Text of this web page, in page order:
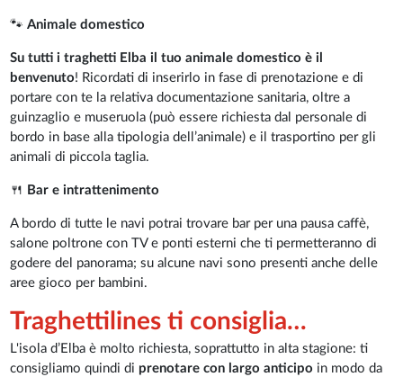
🐾Animale domestico
Su tutti i traghetti Elba il tuo animale domestico è il
benvenuto! Ricordati di inserirlo in fase di prenotazione e di
portare con te la relativa documentazione sanitaria, oltre a
guinzaglio e museruola (può essere richiesta dal personale di
bordo in base alla tipologia dell’animale) e il trasportino per gli
animali di piccola taglia.
🍴 Bar e intrattenimento
A bordo di tutte le navi potrai trovare bar per una pausa caffè,
salone poltrone con TV e ponti esterni che ti permetteranno di
godere del panorama; su alcune navi sono presenti anche delle
aree gioco per bambini.
Traghettilines ti consiglia…
L'isola d’Elba è molto richiesta, soprattutto in alta stagione: ti
consigliamo quindi di prenotare con largo anticipo in modo da